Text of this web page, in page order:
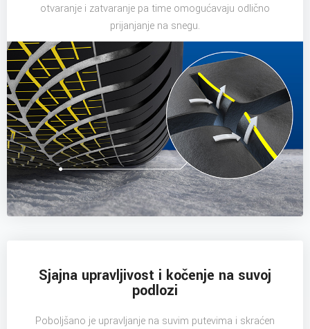
otvaranje i zatvaranje pa time omogućavaju odlično
prijanjanje na snegu.
Sjajna upravljivost i kočenje na suvoj
podlozi
Poboljšano je upravljanje na suvim putevima i skraćen